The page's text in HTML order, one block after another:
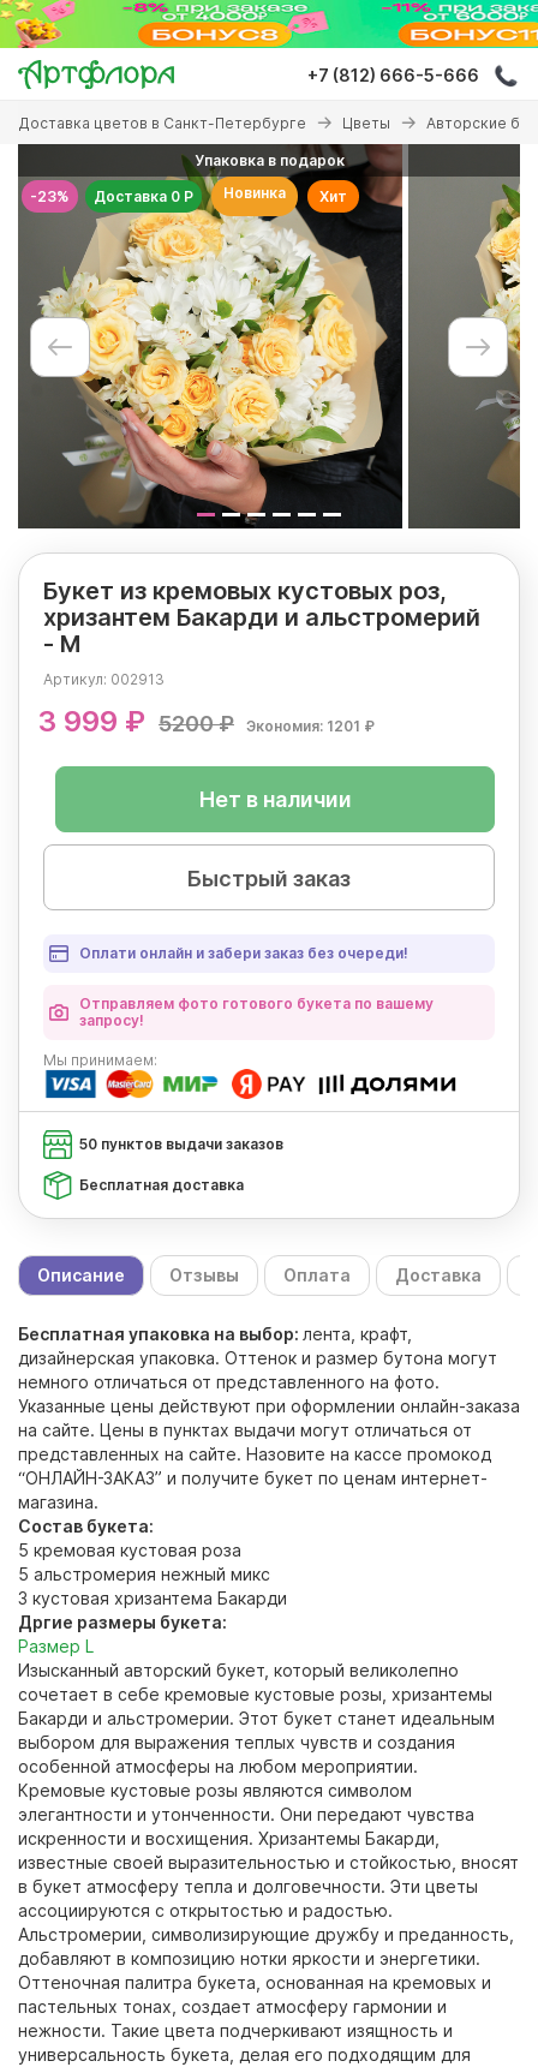
Перейти
основному
содержанию
+7 (812) 666-5-666
Вы
здесь
Доставка цветов в Санкт-Петербурге Цветы Авторские
-23%
Упаковка в подарок
Доставка 0 Р
Новинка Хит
Букет из кремовых кустовых роз,
хризантем Бакарди и альстромерий
- M
Артикул: 002913
3 999 ₽ 5200 ₽ Экономия: 1201 ₽
Нет в наличии
Быстрый заказ
Оплати онлайн и забери заказ без очереди!
Отправляем фото готового букета по вашему
запросу!
Мы принимаем:
50 пунктов выдачи заказов
Бесплатная доставка
Описание Отзывы Оплата Доставка
Бесплатная упаковка на выбор: лента, крафт,
дизайнерская упаковка. Оттенок и размер бутона могут
немного отличаться от представленного на фото.
Указанные цены действуют при оформлении онлайн-заказа
на сайте. Цены в пунктах выдачи могут отличаться от
представленных на сайте. Назовите на кассе промокод
“ОНЛАЙН-ЗАКАЗ” и получите букет по ценам интернет-
магазина.
Состав букета:
5 кремовая кустовая роза
5 альстромерия нежный микс
3 кустовая хризантема Бакарди
Дргие размеры букета:
Размер L
Изысканный авторский букет, который великолепно
сочетает в себе кремовые кустовые розы, хризантемы
Бакарди и альстромерии. Этот букет станет идеальным
выбором для выражения теплых чувств и создания
особенной атмосферы на любом мероприятии.
Кремовые кустовые розы являются символом
элегантности и утонченности. Они передают чувства
искренности и восхищения. Хризантемы Бакарди,
известные своей выразительностью и стойкостью, вносят
в букет атмосферу тепла и долговечности. Эти цветы
ассоциируются с открытостью и радостью.
Альстромерии, символизирующие дружбу и преданность,
добавляют в композицию нотки яркости и энергетики.
Оттеночная палитра букета, основанная на кремовых и
пастельных тонах, создает атмосферу гармонии и
нежности. Такие цвета подчеркивают изящность и
универсальность букета, делая его подходящим для